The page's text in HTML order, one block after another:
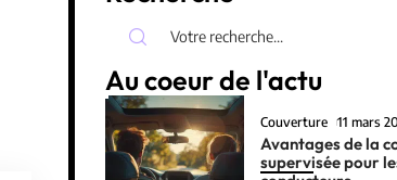
Au coeur de l'actu
Couverture 11 mars
Avantages de la
supervisée pour